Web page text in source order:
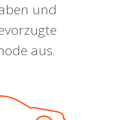
und
aus.